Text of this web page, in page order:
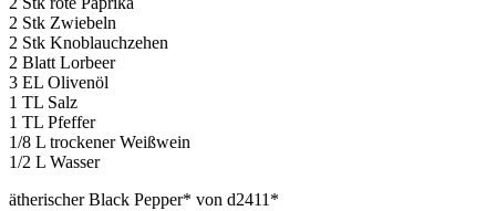
2 Stk Zwiebeln
2 Stk Knoblauchzehen
2 Blatt Lorbeer
3 EL Olivenöl
1 TL Salz
1 TL Pfeffer
1/8 L trockener Weißwein
1/2 L Wasser
ätherischer Black Pepper* von d2411*